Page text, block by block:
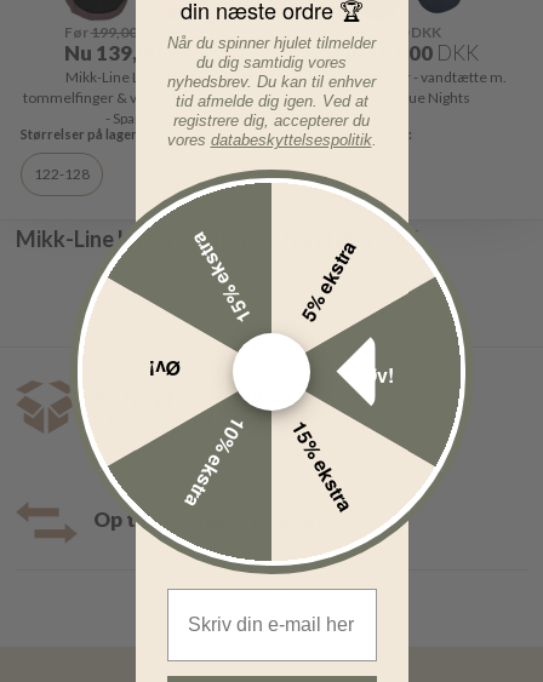
Før199,00
Nu 139,00 DKK
Mikk-Line Luffer med
tommelfinger & velcro - Vandtætte
- Sparrow
122-128
DKK
Nu101,00 DKK
Mikk-Line luffer - vandtætte m.
fleece - Blue Nights
110-116
Mikk-Line luffer, vanter og handsker i uld
Fri fragt over 499,-
Pakkeshop 35,- | Hjemmelevering fra 39,-
Op til 30 dages returret
din næste ordre 🏆
Når du spinner hjulet tilmelder
du dig samtidig vores
nyhedsbrev. Du kan til enhver
tid afmelde dig igen. Ved at
registrere dig, accepterer du
vores databeskyttelsespolitik.
5% ekstra
Øv!
15% ekstra
10% ekstra
Øv!
15% ekstra